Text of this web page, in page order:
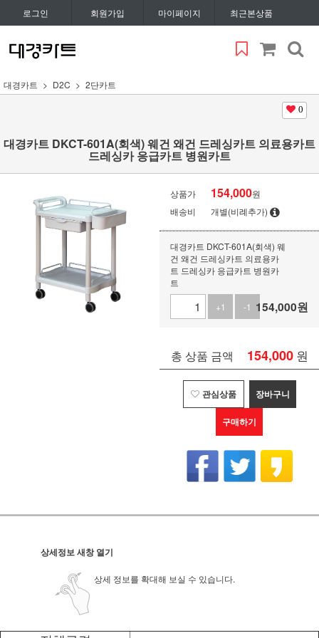
로그인 회원가입 마이페이지 최근본상품
대경카트 D2C 2단카트
0
대경카트 DKCT-601A(회색) 웨건 왜건 드레싱카트 의료용카트
드레싱카 응급카트 병원카트
상품가 154,000원
배송비
개별(비례추가)
대경카트 DKCT-601A(회색) 웨
건 왜건 드레싱카트 의료용카
트 드레싱카 응급카트 병원카
트
+1
-1 154,000원
총 상품 금액 154,000 원
관심상품 장바구니
구매하기
상세정보 새창 열기
상세 정보를 확대해 보실 수 있습니다.